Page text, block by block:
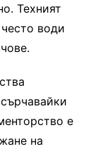
Техният
води
е
на